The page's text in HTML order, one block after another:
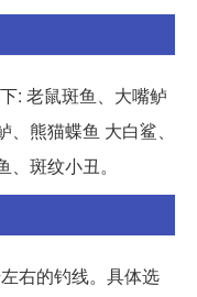
: 老鼠斑鱼、大嘴鲈
熊猫蝶鱼 大白鲨、
斑纹小丑。
右的钓线。具体选